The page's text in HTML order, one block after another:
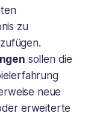
zu
sollen die
neue
erweiterte